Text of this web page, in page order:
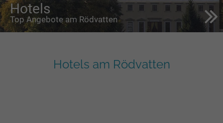
Hotels
Top Angebote am Rödvatten
Hotels am Rödvatten